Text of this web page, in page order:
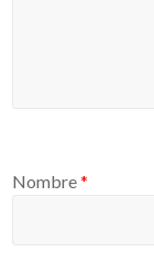
Nombre*